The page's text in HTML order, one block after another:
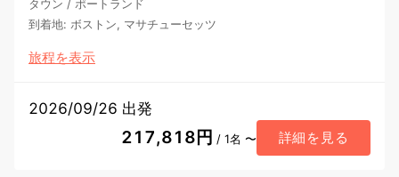
タウン / ポートランド
到着地: ボストン, マサチューセッツ
旅程を表示
2026/09/26 出発
217,818円 / 1名 〜 詳細を見る